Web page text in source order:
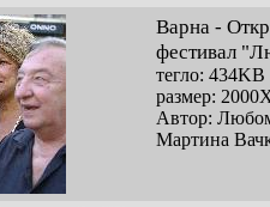
Варна -
фестивал
тегло: 434KB
размер:
Автор:
Мартина